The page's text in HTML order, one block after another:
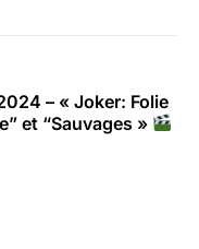
– « Joker: Folie
et “Sauvages »